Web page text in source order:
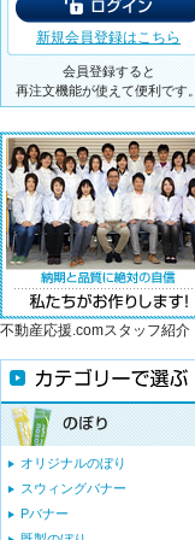
新規会員登録はこちら
会員登録すると
再注文機能が使えて便利です。
不動産応援.comスタッフ紹介
オリジナルのぼり
スウィングバナー
Pバナー